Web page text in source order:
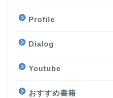
Profile
Dialog
Youtube
おすすめ書籍